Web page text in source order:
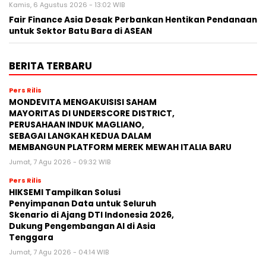
Kamis, 6 Agustus 2026 - 13:02 WIB
Fair Finance Asia Desak Perbankan Hentikan Pendanaan
untuk Sektor Batu Bara di ASEAN
BERITA TERBARU
Pers Rilis
MONDEVITA MENGAKUISISI SAHAM
MAYORITAS DI UNDERSCORE DISTRICT,
PERUSAHAAN INDUK MAGLIANO,
SEBAGAI LANGKAH KEDUA DALAM
MEMBANGUN PLATFORM MEREK MEWAH ITALIA BARU
Jumat, 7 Agu 2026 - 09:32 WIB
Pers Rilis
HIKSEMI Tampilkan Solusi
Penyimpanan Data untuk Seluruh
Skenario di Ajang DTI Indonesia 2026,
Dukung Pengembangan AI di Asia
Tenggara
Jumat, 7 Agu 2026 - 04:14 WIB